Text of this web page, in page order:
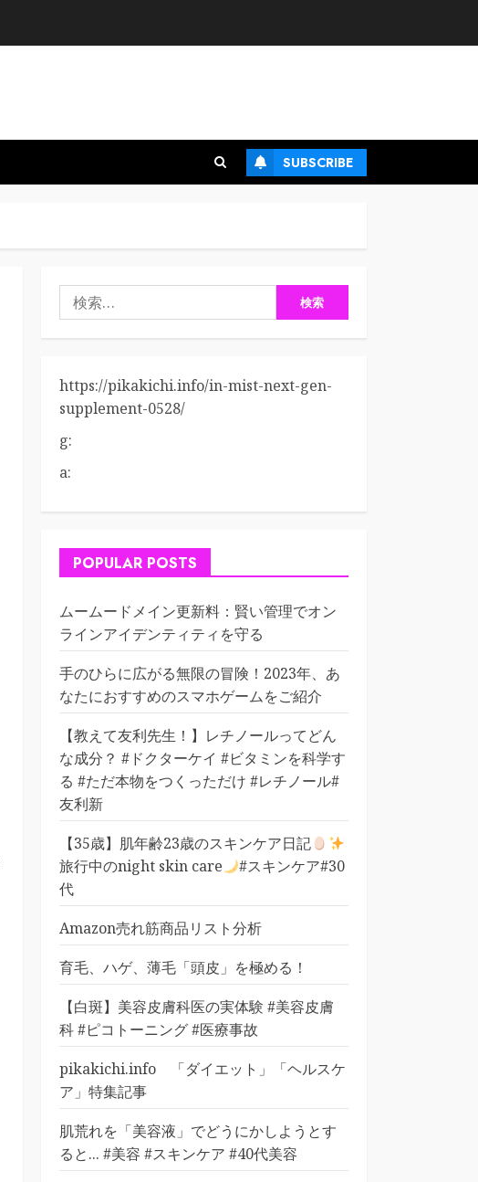
SUBSCRIBE
検
索:
https://pikakichi.info/in-mist-next-gen-
supplement-0528/
g:
a:
POPULAR POSTS
ムームードメイン更新料：賢い管理でオン
ラインアイデンティティを守る
手のひらに広がる無限の冒険！2023年、あ
なたにおすすめのスマホゲームをご紹介
【教えて友利先生！】レチノールってどん
な成分？ #ドクターケイ #ビタミンを科学す
る #ただ本物をつくっただけ #レチノール#
友利新
【35歳】肌年齢23歳のスキンケア日記
旅行中のnight skin care
#スキンケア#30
代
Amazon売れ筋商品リスト分析
育毛、ハゲ、薄毛「頭皮」を極める！
【白斑】美容皮膚科医の実体験 #美容皮膚
科 #ピコトーニング #医療事故
pikakichi.info 「ダイエット」「ヘルスケ
ア」特集記事
肌荒れを「美容液」でどうにかしようとす
ると... #美容 #スキンケア #40代美容